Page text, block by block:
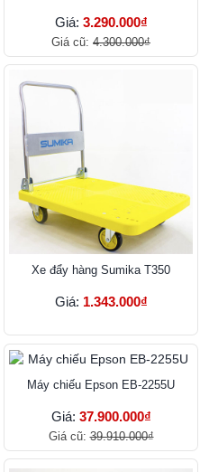
Giá: 3.290.000₫
Giá cũ: 4.300.000₫
Xe đẩy hàng Sumika T350
Giá: 1.343.000₫
Máy chiếu Epson EB-2255U
Giá: 37.900.000₫
Giá cũ:39.910.000₫